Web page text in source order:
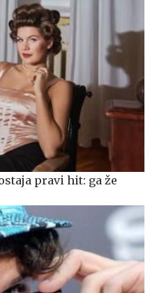
pravi hit: ga že